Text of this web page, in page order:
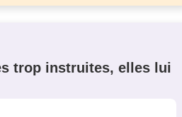
trop instruites, elles lui